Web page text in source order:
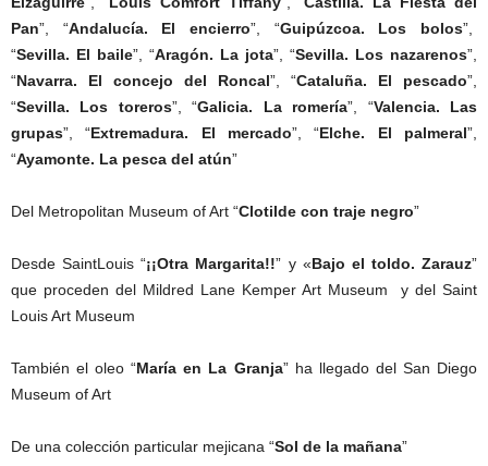
Pan”, “Andalucía. El encierro”, “Guipúzcoa. Los bolos”,
“Sevilla. El baile”, “Aragón. La jota”, “Sevilla. Los nazarenos”,
“Navarra. El concejo del Roncal”, “Cataluña. El pescado”,
“Sevilla. Los toreros”, “Galicia. La romería”, “Valencia. Las
grupas”, “Extremadura. El mercado”, “Elche. El palmeral”,
“Ayamonte. La pesca del atún”
Del Metropolitan Museum of Art “Clotilde con traje negro”
Desde SaintLouis “¡¡Otra Margarita!!” y «Bajo el toldo. Zarauz”
que proceden del Mildred Lane Kemper Art Museum y del Saint
Louis Art Museum
También el oleo “María en La Granja” ha llegado del San Diego
Museum of Art
De una colección particular mejicana “Sol de la mañana”